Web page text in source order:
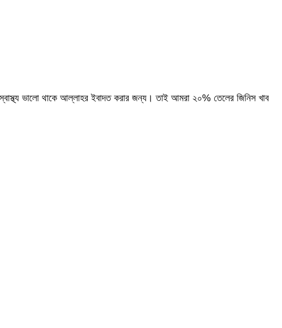
ভালো থাকে আল্লাহর ইবাদত করার জন্য। তাই আমরা ২০% তেলের জিনিস খাব